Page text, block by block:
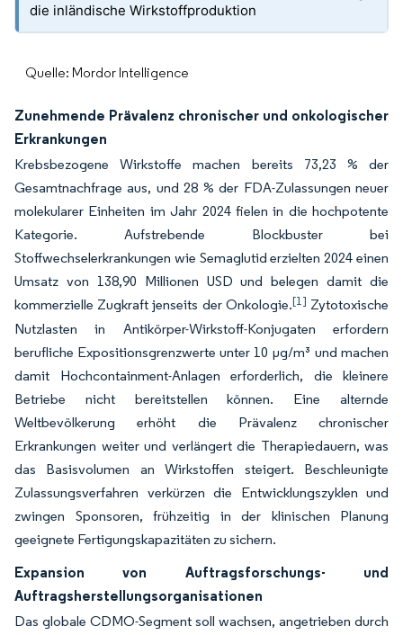
die inländische Wirkstoffproduktion
Quelle: Mordor Intelligence
Zunehmende Prävalenz chronischer und onkologischer
Erkrankungen
Krebsbezogene Wirkstoffe machen bereits 73,23 % der
Gesamtnachfrage aus, und 28 % der FDA-Zulassungen neuer
molekularer Einheiten im Jahr 2024 fielen in die hochpotente
Kategorie. Aufstrebende Blockbuster bei
Stoffwechselerkrankungen wie Semaglutid erzielten 2024 einen
Umsatz von 138,90 Millionen USD und belegen damit die
kommerzielle Zugkraft jenseits der Onkologie.[1] Zytotoxische
Nutzlasten in Antikörper-Wirkstoff-Konjugaten erfordern
berufliche Expositionsgrenzwerte unter 10 µg/m³ und machen
damit Hochcontainment-Anlagen erforderlich, die kleinere
Betriebe nicht bereitstellen können. Eine alternde
Weltbevölkerung erhöht die Prävalenz chronischer
Erkrankungen weiter und verlängert die Therapiedauern, was
das Basisvolumen an Wirkstoffen steigert. Beschleunigte
Zulassungsverfahren verkürzen die Entwicklungszyklen und
zwingen Sponsoren, frühzeitig in der klinischen Planung
geeignete Fertigungskapazitäten zu sichern.
Expansion von Auftragsforschungs- und
Auftragsherstellungsorganisationen
Das globale CDMO-Segment soll wachsen, angetrieben durch